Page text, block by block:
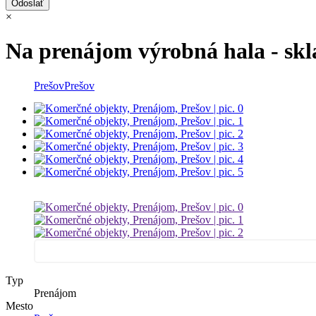
×
Na prenájom výrobná hala -
PrešovPrešov
Typ
Prenájom
Mesto